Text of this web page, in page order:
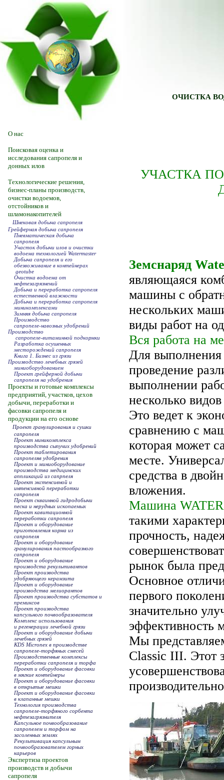
ОЧИСТКА
О нас
Поисковая оценка и
исследования сапропеля и
донных илов
Технологические решения,
бизнес-планы производств,
очистки водоемов,
отстойников и
шламонакопителей
Шнековая добыча сапропеля
Грейферная добыча сапропеля
Пневматическая добыча
сапропеля
Участок добычи илов и очистки
водоема технологией Watermaster
Добыча сапропеля и его
обезвоживание в контейнерах
geotube
Очистка водоема от
нефтезагрязнений
Добыча и переработка сапропеля
естественной влажности
Добыча и переработка сапропеля
миникомплексами
Зимняя добыча сапропеля
Производство
сапропеле-навозных удобрений
Производство
сапропеле-витаминной подкормки
Разработка осушенных
месторождений сапропеля
Книга 1. Бизнес из грязи
Производство лечебных грязей
миниоборудованием
Проект грейферной добычи
сапропеля на удобрения
Проекты и готовые комплексы
предприятий, участков, цехов
добычи, переработки и
фасовки сапропеля и
продукции на его основе
Проект гранулирования и сушки
сапропеля
Проект миникомплекса
производства сыпучих удобрений
Проект таблетирования
сапропеляв удобрения
Проект и миниоборудование
производства медицинских
аппликаций из сапрпеля
Проект экстенсивной и
интенсивной переработки
сапропеля
Проект скваинной гидродобычи
песка и нерудных ископаемых
Проект кавитационной
переработки сапропеля
Проект и оборудование
приготовления корма из
сапропеля
Проект и оборудование
гранулирования пастообразного
сапропеля
Проект и оборудование
производста рекультивантов
Проект производства
удобряющего керамзита
Проект и оборудование
производства мелиорантов
Проект производства субстатов и
премиксов
Проект производства
капсульного почвообразователя
Комплекс использования
и регенерации лечебной грязи
Проект и оборудование добычи
лечебных грязей
KDS Micronex в производстве
сапропеле-торфяных смесей
Производственные комплексы
переработки сапропеля и торфа
Проект и оборудование фасовки
в мягкие контейнеры
Проект и оборудование фасовки
в открытые мешки
Проект и оборудование фасовки
в клапанные мешки
Технология производства
сапропеле-торфяного сорбента
нефтезагрязнителя
Капсульное почвообразование
сапропелем и торфом на
засоленных землях
Рекультивация капсульным
почвообразователем горных
карьеров
Экспертиза проектов
производств и добычи
сапропеля
УЧАСТКА
Земснаряд
являющаяся
машины с
нескольких
виды работ на
Вся работа на
Для выполнения
проведение
выполнении
несколько
Это ведет к
сравнению с
которая может
месте.
средства в
вложения.
Машина
такими
прочность,
рынок была
Основное
первого
значительно
эффективность
Мы
Сlassic III. Этот